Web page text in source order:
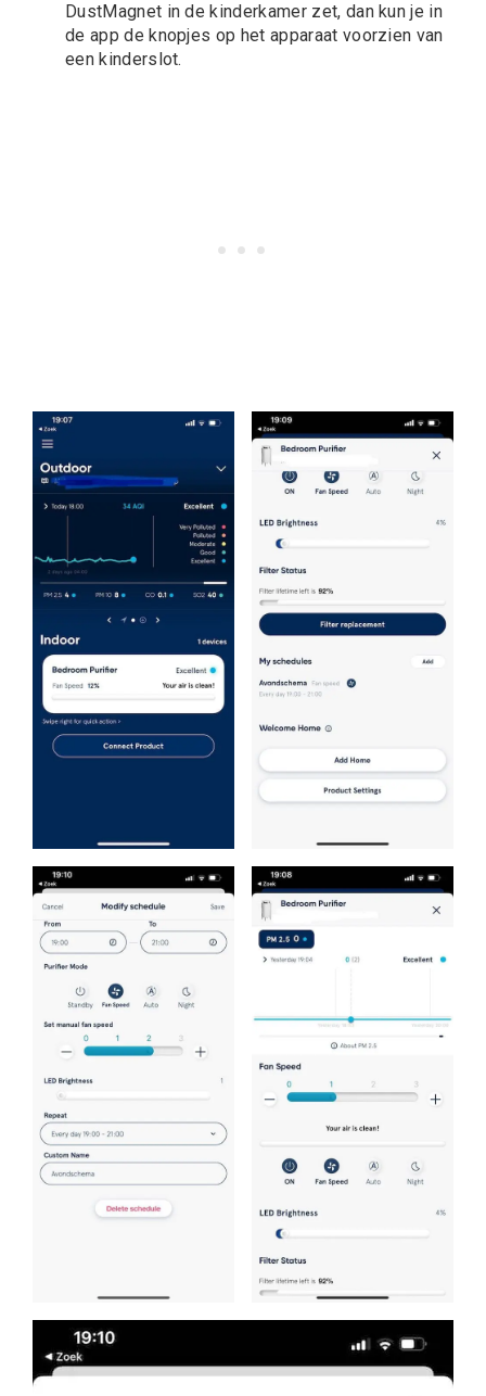
DustMagnet in de kinderkamer zet, dan kun je in
de app de knopjes op het apparaat voorzien van
een kinderslot.